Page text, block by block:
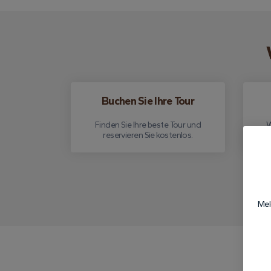
Buchen Sie Ihre Tour
Finden Sie Ihre beste Tour und
reservieren Sie kostenlos.